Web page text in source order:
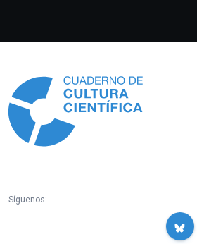
Síguenos: